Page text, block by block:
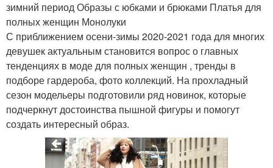
зимний период Образы с юбками и брюками Платья для
полных женщин Монолуки
С приближением осени-зимы 2020-2021 года для многих
девушек актуальным становится вопрос о главных
тенденциях в моде для полных женщин , тренды в
подборе гардероба, фото коллекций. На прохладный
сезон модельеры подготовили ряд новинок, которые
подчеркнут достоинства пышной фигуры и помогут
создать интересный образ.